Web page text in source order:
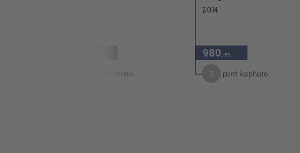
pont kapható
2014
980 ,-Ft
pont kapható